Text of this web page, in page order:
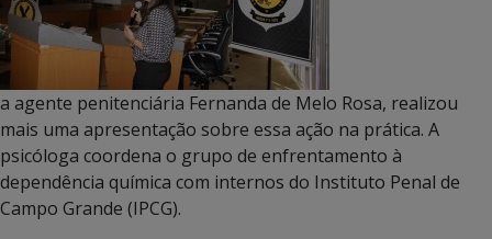
a agente penitenciária Fernanda de Melo Rosa, realizou
mais uma apresentação sobre essa ação na prática. A
psicóloga coordena o grupo de enfrentamento à
dependência química com internos do Instituto Penal de
Campo Grande (IPCG).